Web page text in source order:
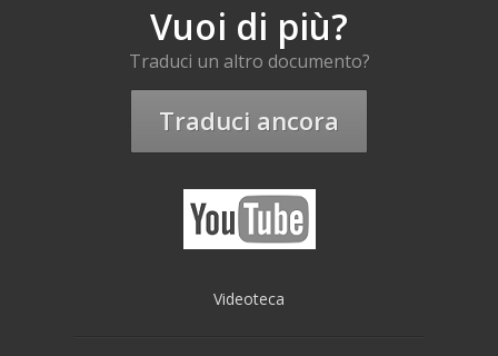
Vuoi di più?
Traduci un altro documento?
Traduci ancora
Videoteca